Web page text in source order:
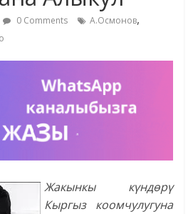
0 Comments А.Осмонов,
Жакынкы күндөрү
Кыргыз
коомчулугуна